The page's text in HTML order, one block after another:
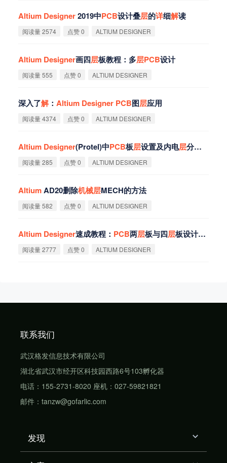
Altium Designer2019中PCB设计叠层的详细解读
阅读量 2574 点赞 0 ALTIUM DESIGNER
Altium Designer画四层板教程：多层PCB设计
阅读量 555 点赞 0 ALTIUM DESIGNER
深入了解： Altium Designer PCB图层应用
阅读量 4374 点赞 0 ALTIUM DESIGNER
Altium Designer(Protel)中PCB板层设置及内电层分割方法
阅读量 285 点赞 0 ALTIUM DESIGNER
AltiumAD20删除机械层MECH的方法
阅读量 582 点赞 0 ALTIUM DESIGNER
Altium Designer速成教程： PCB两层板与四层板设计思维
阅读量 2777 点赞 0 ALTIUM DESIGNER
联系我们
武汉格发信息技术有限公司
湖北省武汉市经开区科技园西路6号103孵化器
电话：155-2731-8020 座机：027-59821821
邮件：tanzw@gofarlic.com
发现